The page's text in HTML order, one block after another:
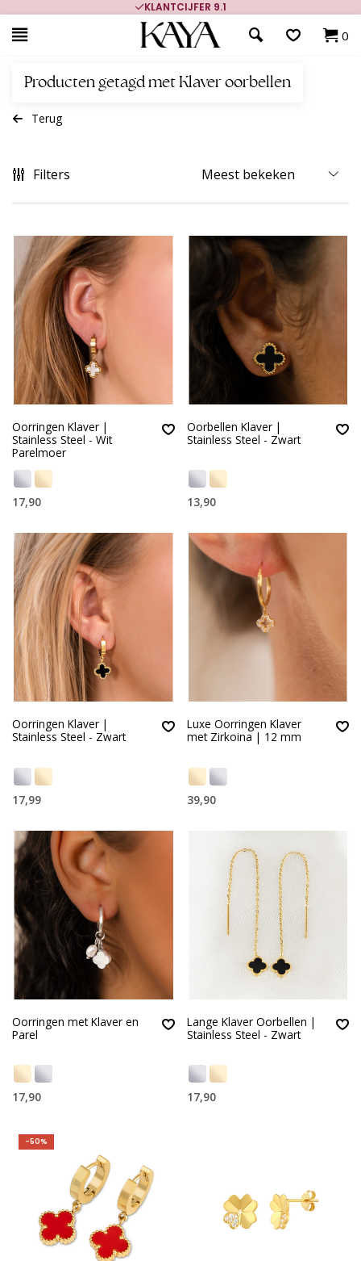
KLANTCIJFER 9.1
0
Producten getagd met Klaver oorbellen
Terug
Filters
Oorringen Klaver |
Stainless Steel - Wit
Parelmoer
17,90
Oorbellen Klaver |
Stainless Steel - Zwart
13,90
Oorringen Klaver |
Stainless Steel - Zwart
17,99
Luxe Oorringen Klaver
met Zirkoina | 12 mm
39,90
Oorringen met Klaver en
Parel
17,90
Lange Klaver Oorbellen |
Stainless Steel - Zwart
17,90
-50%